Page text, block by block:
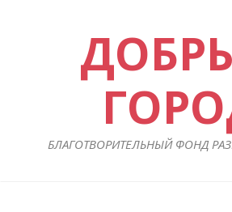
БЛАГОТВОРИТЕЛЬНЫЙ ФОНД